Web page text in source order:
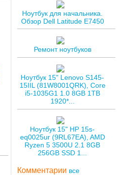
Ноутбук для начальника.
Обзор Dell Latitude E7450
Ремонт ноутбуков
Ноутбук 15" Lenovo S145-
15IIL (81W8001QRK), Core
i5-1035G1 1.0 8GB 1TB
1920*...
Ноутбук 15" HP 15s-
eq0025ur (9RL67EA), AMD
Ryzen 5 3500U 2.1 8GB
256GB SSD 1...
Комментарии все